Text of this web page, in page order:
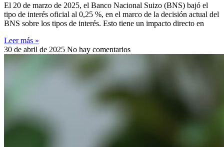
El 20 de marzo de 2025, el Banco Nacional Suizo (BNS) bajó el
tipo de interés oficial al 0,25 %, en el marco de la decisión actual del
BNS sobre los tipos de interés. Esto tiene un impacto directo en
Leer más »
30 de abril de 2025 No hay comentarios